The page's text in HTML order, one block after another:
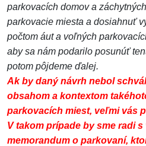
parkovacích domov a
parkovacie miesta a dosiahnuť
počtom áut a voľných
aby sa nám podarilo posunúť
potom pôjdeme ďalej.
Ak by daný návrh nebol
obsahom a kontextom
parkovacích miest, veľmi vás
V takom prípade by sme radi
memorandum o parkovaní,